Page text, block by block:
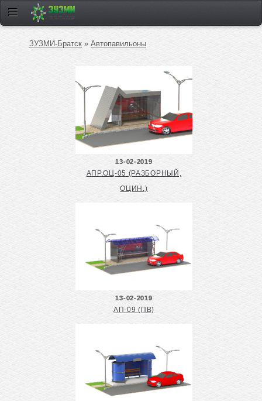
ЗУЗМИ-Братск » Автопавильоны
13-02-2019
АПР.ОЦ-05 (РАЗБОРНЫЙ,
ОЦИН.)
13-02-2019
АП-09 (ПВ)